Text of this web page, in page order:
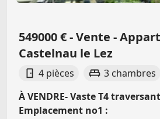
549000 € - Vente -
Castelnau le Lez
4 pièces 3 chambres
À VENDRE- Vaste T4
Emplacement no1 :